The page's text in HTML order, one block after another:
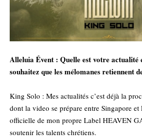
‎Alleluia Évent : Quelle est votre
souhaitez que les mélomanes retiennent
‎King Solo : Mes actualités c’est déjà la
dont la video se prépare entre Singapore et
officielle de mon propre Label HEAVEN
soutenir les talents chrétiens.